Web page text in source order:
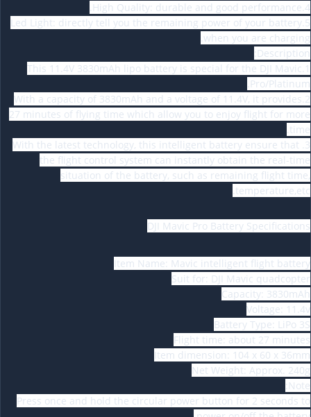
4.High Quality: durable and good performance.
5.Led Light: directly tell you the remaining power of your battery
when you are charging.
Description:
1.This 11.4V 3830mAh lipo battery is special for the DJI Mavic
Pro/Platinum.
2.With a capacity of 3830mAh and a voltage of 11.4V, it provides
27 minutes of flying time which allow you to enjoy flight for more
time.
3. With the latest technology, this intelligent battery ensure that
the flight control system can instantly obtain the real-time
situation of the battery, such as remaining flight time,
temperature,etc.
DJI Mavic Pro Battery Specifications
Item Name: Mavic intelligent flight battery
Suit for: DJI Mavic quadcopter
Capacity: 3830mAh
Voltage: 11.4v
Battery Type: LiPo 3S
Flight time: about 27 minutes
Item dimension: 104 x 60 x 36mm
Net Weight: Approx. 240g
Note:
Press once and hold the circular power button for 2 seconds to